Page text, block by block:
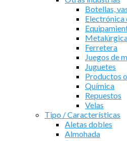
Botellas,
Electrónica
Ferretera
Juegos de
Juguetes
Productos
Química
Repuestos
Velas
Tipo / Características
Aletas dobles
Almohada